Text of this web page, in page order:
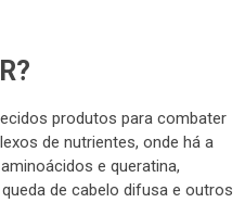
produtos para combater
de nutrientes, onde há a
e queratina,
de cabelo difusa e outros